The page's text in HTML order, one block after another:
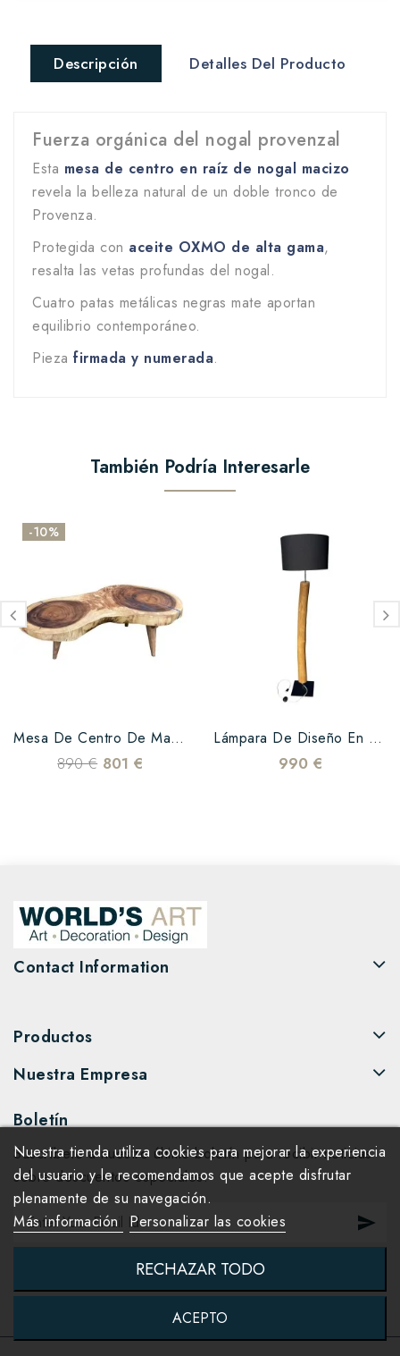
Descripción Detalles Del Producto
Fuerza orgánica del nogal provenzal
Esta mesa de centro en raíz de nogal macizo
revela la belleza natural de un doble tronco de
Provenza.
Protegida con aceite OXMO de alta gama,
resalta las vetas profundas del nogal.
Cuatro patas metálicas negras mate aportan
equilibrio contemporáneo.
Pieza firmada y numerada.
También Podría Interesarle
Mesa De Centro De Madera De...
890 €
-10%
801 €
Lámpara De Diseño En Madera...
990 €
Contact Information
Productos
Nuestra Empresa
Boletín
Suscríbete a nuestro último boletín para recibir noticias
sobre descuentos especiales.
Nuestra tienda utiliza cookies para mejorar la experiencia
del usuario y le recomendamos que acepte disfrutar
plenamente de su navegación.
Más información Personalizar las cookies
RECHAZAR TODO
ACEPTO